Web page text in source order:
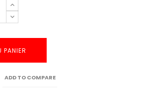
PANIER
ADD TO COMPARE